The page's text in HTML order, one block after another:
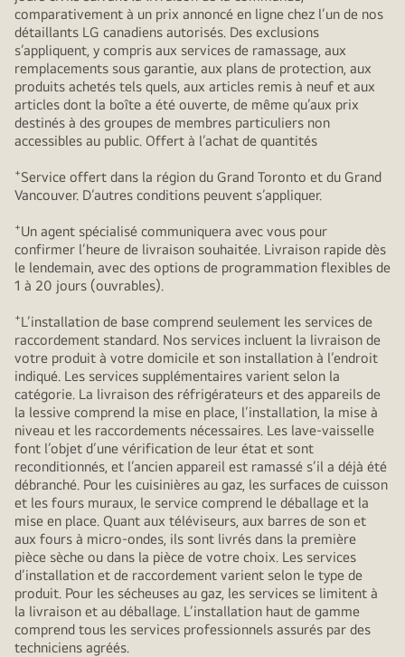
comparativement à un prix annoncé en ligne chez l’un de nos
détaillants LG canadiens autorisés. Des exclusions
s’appliquent, y compris aux services de ramassage, aux
remplacements sous garantie, aux plans de protection, aux
produits achetés tels quels, aux articles remis à neuf et aux
articles dont la boîte a été ouverte, de même qu’aux prix
destinés à des groupes de membres particuliers non
accessibles au public. Offert à l’achat de quantités
+Service offert dans la région du Grand Toronto et du Grand
Vancouver. D’autres conditions peuvent s’appliquer.
+Un agent spécialisé communiquera avec vous pour
confirmer l’heure de livraison souhaitée. Livraison rapide dès
le lendemain, avec des options de programmation flexibles de
1 à 20 jours (ouvrables).
+L’installation de base comprend seulement les services de
raccordement standard. Nos services incluent la livraison de
votre produit à votre domicile et son installation à l’endroit
indiqué. Les services supplémentaires varient selon la
catégorie. La livraison des réfrigérateurs et des appareils de
la lessive comprend la mise en place, l’installation, la mise à
niveau et les raccordements nécessaires. Les lave-vaisselle
font l’objet d’une vérification de leur état et sont
reconditionnés, et l’ancien appareil est ramassé s’il a déjà été
débranché. Pour les cuisinières au gaz, les surfaces de cuisson
et les fours muraux, le service comprend le déballage et la
mise en place. Quant aux téléviseurs, aux barres de son et
aux fours à micro-ondes, ils sont livrés dans la première
pièce sèche ou dans la pièce de votre choix. Les services
d’installation et de raccordement varient selon le type de
produit. Pour les sécheuses au gaz, les services se limitent à
la livraison et au déballage. L’installation haut de gamme
comprend tous les services professionnels assurés par des
techniciens agréés.